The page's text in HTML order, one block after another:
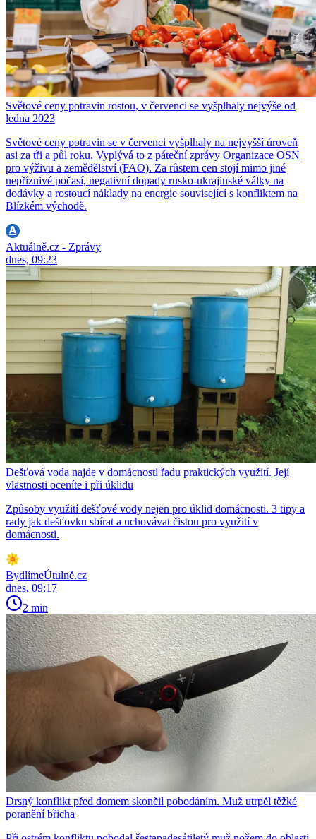
Světové ceny potravin rostou, v červenci se vyšplhaly nejvýše od
ledna 2023
Světové ceny potravin se v červenci vyšplhaly na nejvyšší úroveň
asi za tři a půl roku. Vyplývá to z páteční zprávy Organizace OSN
pro výživu a zemědělství (FAO). Za růstem cen stojí mimo jiné
nepříznivé počasí, negativní dopady rusko-ukrajinské války na
dodávky a rostoucí náklady na energie související s konfliktem na
Blízkém východě.
Aktuálně.cz - Zprávy
dnes, 09:23
Dešťová voda najde v domácnosti řadu praktických využití. Její
vlastnosti oceníte i při úklidu
Způsoby využití dešťové vody nejen pro úklid domácnosti. 3 tipy a
rady jak dešťovku sbírat a uchovávat čistou pro využití v
domácnosti.
BydlímeÚtulně.cz
dnes, 09:17
2 min
Drsný konflikt před domem skončil pobodáním. Muž utrpěl těžké
poranění břicha